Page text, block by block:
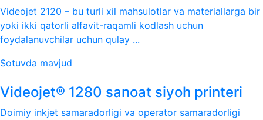
Videojet 2120 – bu turli xil mahsulotlar va materiallarga bir
yoki ikki qatorli alfavit-raqamli kodlash uchun
foydalanuvchilar uchun qulay ...
Sotuvda mavjud
Videojet® 1280 sanoat siyoh printeri
Doimiy inkjet samaradorligi va operator samaradorligi